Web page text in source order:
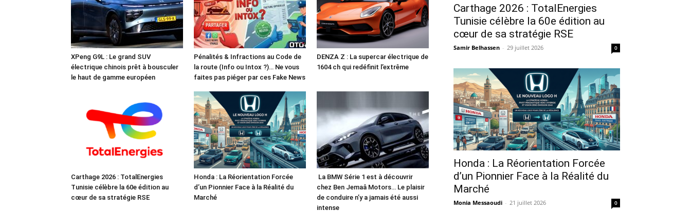
XPeng G9L : Le grand SUV
électrique chinois prêt à bousculer
le haut de gamme européen
Pénalités & Infractions au Code de
la route (Info ou Intox ?)… Ne vous
faites pas piéger par ces Fake News
DENZA Z : La supercar électrique de
1604 ch qui redéfinit l’extrême
Carthage 2026 : TotalEnergies
Tunisie célèbre la 60e édition au
cœur de sa stratégie RSE
Honda : La Réorientation Forcée
d’un Pionnier Face à la Réalité du
Marché
La BMW Série 1 est à découvrir
chez Ben Jemaâ Motors… Le plaisir
de conduire n’y a jamais été aussi
intense
Carthage 2026 : TotalEnergies
Tunisie célèbre la 60e édition au
cœur de sa stratégie RSE
Samir Belhassen - 29 juillet 2026 0
Honda : La Réorientation Forcée
d’un Pionnier Face à la Réalité du
Marché
Monia Messaoudi - 21 juillet 2026 0